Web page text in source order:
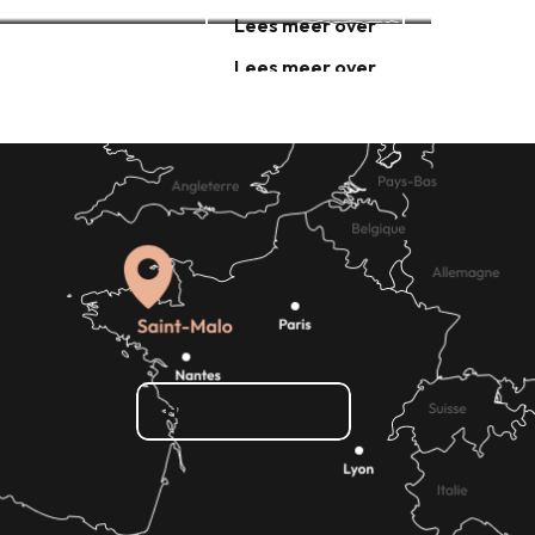
Lees meer over
Lees meer over
Hoe kom ik daar?